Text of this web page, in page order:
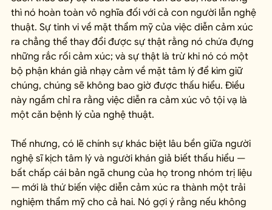
thì nó hoàn toàn vô nghĩa đối với cả con người lẫn nghệ
thuật. Sự tinh vi về mặt thẩm mỹ của việc diễn cảm xúc
ra chẳng thể thay đổi được sự thật rằng nó chứa đựng
những rắc rối cảm xúc; và sự thật là trừ khi nó có một
bộ phận khán giả nhạy cảm về mặt tâm lý để kìm giữ
chúng, chúng sẽ không bao giờ được thấu hiểu. Điều
này ngầm chỉ ra rằng việc diễn ra cảm xúc vô tội vạ là
một căn bệnh lý của nghệ thuật.
Thế nhưng, có lẽ chính sự khác biệt lâu bền giữa người
nghệ sĩ kịch tâm lý và người khán giả biết thấu hiểu —
bất chấp cái bản ngã chung của họ trong nhóm trị liệu
— mới là thứ biến việc diễn cảm xúc ra thành một trải
nghiệm thẩm mỹ cho cả hai. Nó gợi ý rằng nếu không